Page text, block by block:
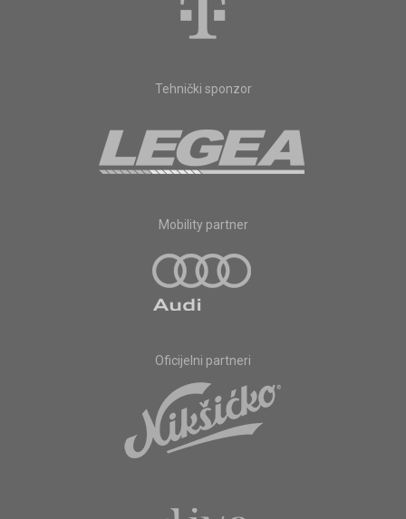
Tehnički sponzor
Mobility partner
Oficijelni partneri